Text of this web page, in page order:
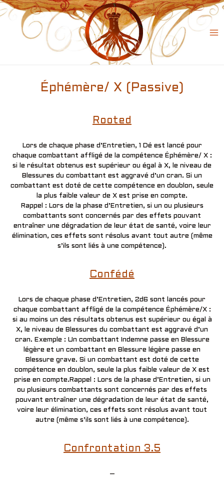
Skip
to
content
Éphémère/ X (Passive)
Rooted
Lors de chaque phase d’Entretien, 1 Dé est lancé pour
chaque combattant affligé de la compétence Éphémère/ X :
si le résultat obtenus est supérieur ou égal à X, le niveau de
Blessures du combattant est aggravé d’un cran. Si un
combattant est doté de cette compétence en doublon, seule
la plus faible valeur de X est prise en compte.
Rappel : Lors de la phase d’Entretien, si un ou plusieurs
combattants sont concernés par des effets pouvant
entraîner une dégradation de leur état de santé, voire leur
élimination, ces effets sont résolus avant tout autre (même
s’ils sont liés à une compétence).
Confédé
Lors de chaque phase d’Entretien, 2d6 sont lancés pour
chaque combattant affligé de la compétence Éphémère/X :
si au moins un des résultats obtenus est supérieur ou égal à
X, le niveau de Blessures du combattant est aggravé d’un
cran. Exemple : Un combattant Indemne passe en Blessure
légère et un combattant en Blessure légère passe en
Blessure grave. Si un combattant est doté de cette
compétence en doublon, seule la plus faible valeur de X est
prise en compte.Rappel : Lors de la phase d’Entretien, si un
ou plusieurs combattants sont concernés par des effets
pouvant entraîner une dégradation de leur état de santé,
voire leur élimination, ces effets sont résolus avant tout
autre (même s’ils sont liés à une compétence).
Confrontation 3.5
–